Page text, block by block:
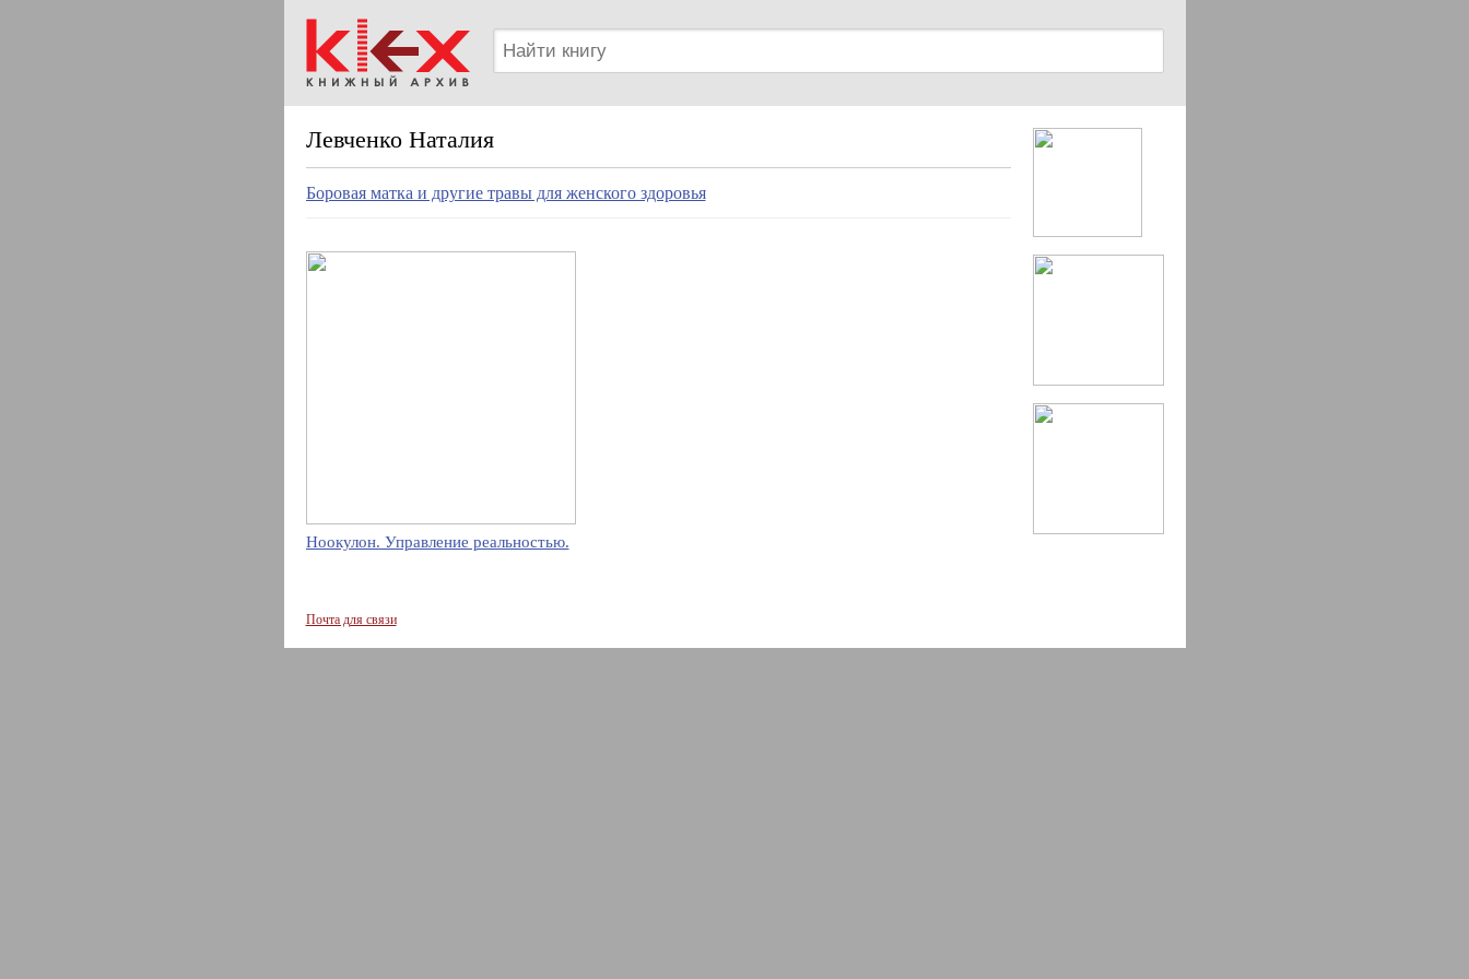
Левченко Наталия
Боровая матка и другие травы для женского здоровья
Ноокулон. Управление реальностью.
Почта для связи